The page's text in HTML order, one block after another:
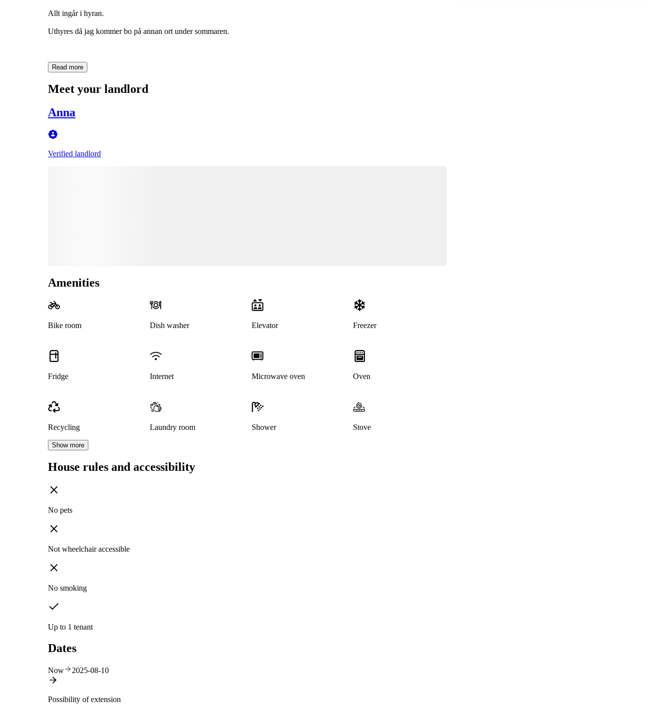
Allt ingår i hyran.
Uthyres då jag kommer bo på annan ort under sommaren.
Read more
Meet your landlord
Anna
Verified landlord
Amenities
Bike room Dish washer Elevator Freezer
Fridge Internet Microwave oven Oven
Recycling Laundry room Shower Stove
Show more
House rules and accessibility
No pets
Not wheelchair accessible
No smoking
Up to 1 tenant
Dates
Now 2025-08-10
Possibility of extension